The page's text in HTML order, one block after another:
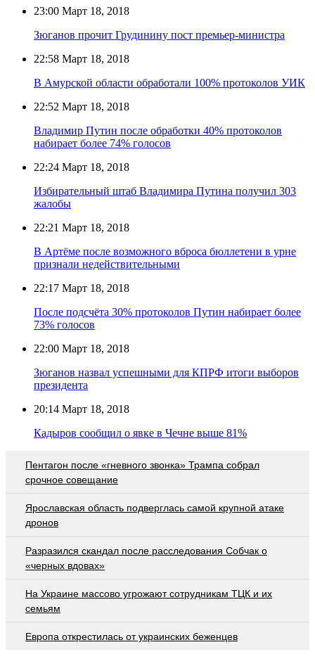
23:00 Март 18, 2018
Зюганов прочит Грудинину пост премьер-министра
22:58 Март 18, 2018
В Амурской области обработали 100% протоколов УИК
22:52 Март 18, 2018
Владимир Путин после обработки 40% протоколов
набирает более 74% голосов
22:24 Март 18, 2018
Избирательный штаб Владимира Путина получил 303
жалобы
22:21 Март 18, 2018
В Артёме после возможного вброса бюллетени в урне
признали недействительными
22:17 Март 18, 2018
После подсчёта 30% протоколов Путин набирает более
73% голосов
22:00 Март 18, 2018
Зюганов назвал успешными для КПРФ итоги выборов
президента
20:14 Март 18, 2018
Кадыров сообщил о явке в Чечне выше 81%
Пентагон после «гневного звонка» Трампа собрал
срочное совещание
Ярославская область подверглась самой крупной атаке
дронов
Разразился скандал после расследования Собчак о
«черных вдовах»
На Украине массово угрожают сотрудникам ТЦК и их
семьям
Европа открестилась от украинских беженцев